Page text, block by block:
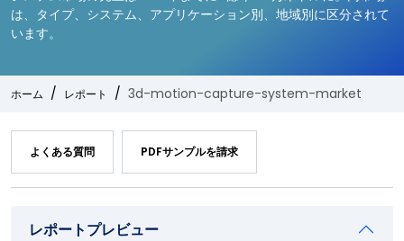
は、タイプ、システム、アプリケーション別、地域別に区分されて
います。
ホーム レポート 3d-motion-capture-system-market
よくある質問 PDFサンプルを請求
レポートプレビュー